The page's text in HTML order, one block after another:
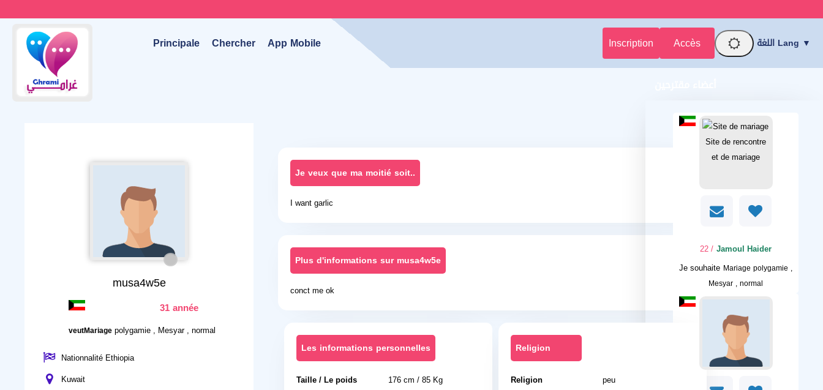
Principale Chercher App Mobile Inscription Accès اللغة Lang ▼
musa4w5e
31 année
veutMariagepolygamie , Mesyar , normal
Nationnalité Ethiopia
Kuwait
Je veux que ma moitié soit..
I want garlic
Plus d'informations sur musa4w5e
conct me ok
Les informations personnelles
Taille / Le poids
176 cm / 85 Kg
Religion
Religion
peu
Jamoul Haider
/ 22
Je souhaite Mariage polygamie ,
Mesyar , normal